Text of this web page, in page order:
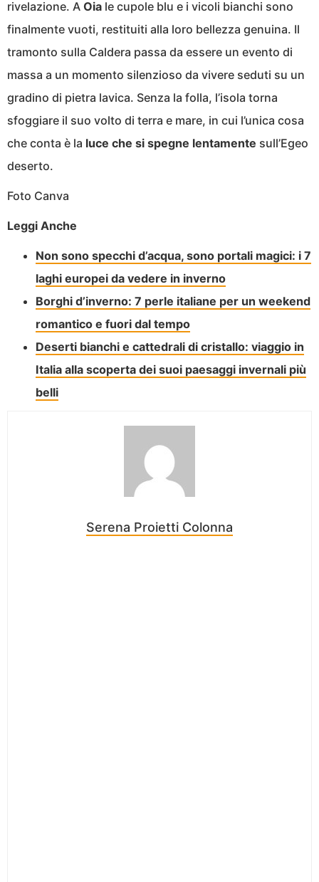
rivelazione. A Oia le cupole blu e i vicoli bianchi sono
finalmente vuoti, restituiti alla loro bellezza genuina. Il
tramonto sulla Caldera passa da essere un evento di
massa a un momento silenzioso da vivere seduti su un
gradino di pietra lavica. Senza la folla, l’isola torna
sfoggiare il suo volto di terra e mare, in cui l’unica cosa
che conta è la luce che si spegne lentamente sull’Egeo
deserto.
Foto Canva
Leggi Anche
Non sono specchi d’acqua, sono portali magici: i 7
laghi europei da vedere in inverno
Borghi d’inverno: 7 perle italiane per un weekend
romantico e fuori dal tempo
Deserti bianchi e cattedrali di cristallo: viaggio in
Italia alla scoperta dei suoi paesaggi invernali più
belli
Serena Proietti Colonna